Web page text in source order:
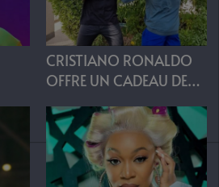
CRISTIANO RONALDO
OFFRE UN CADEAU DE
FRANCIS NGANNOU